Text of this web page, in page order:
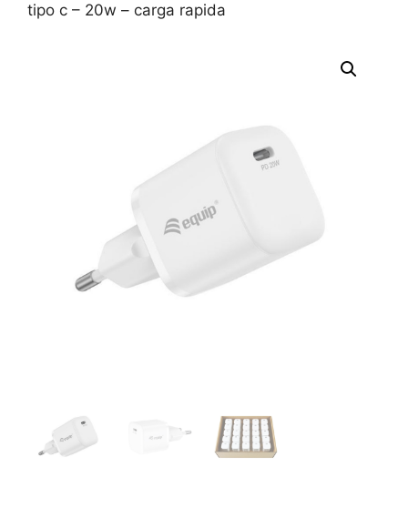
tipo c – 20w – carga rapida